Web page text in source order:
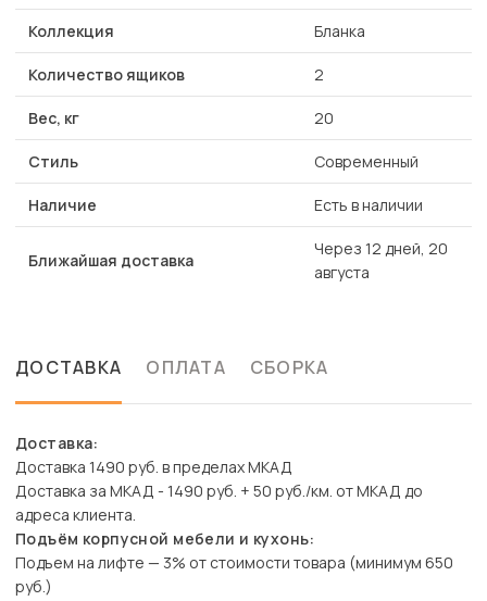
Коллекция Бланка
Количество ящиков 2
Вес, кг 20
Стиль Современный
Наличие Есть в наличии
Ближайшая доставка
Через 12 дней, 20
августа
ДОСТАВКА ОПЛАТА СБОРКА
Доставка:
Доставка 1490 руб. в пределах МКАД
Доставка за МКАД - 1490 руб. + 50 руб./км. от МКАД до
адреса клиента.
Подъём корпусной мебели и кухонь:
Подъем на лифте — 3% от стоимости товара (минимум 650
руб.)